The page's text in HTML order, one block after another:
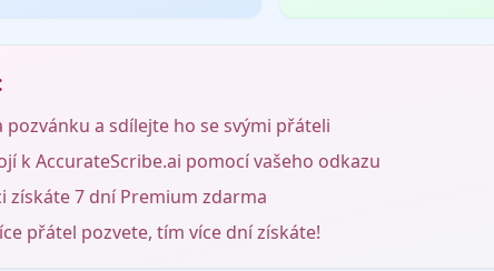
a sdílejte ho se svými přáteli
k AccurateScribe.ai pomocí vašeho odkazu
získáte 7 dní Premium zdarma
přátel pozvete, tím více dní získáte!